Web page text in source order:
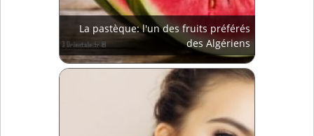
La pastèque: l'un des fruits préférés
des Algériens